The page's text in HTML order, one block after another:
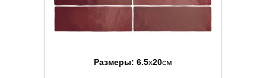
Размеры: 6.5x20см